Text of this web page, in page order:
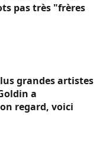
pas très "frères
grandes artistes
a
regard, voici